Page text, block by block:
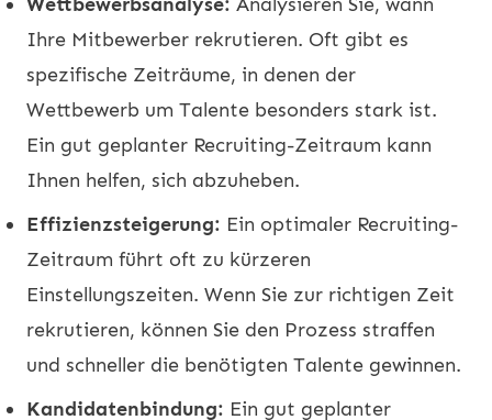
Ihre Mitbewerber rekrutieren. Oft gibt es
spezifische Zeiträume, in denen der
Wettbewerb um Talente besonders stark ist.
Ein gut geplanter Recruiting-Zeitraum kann
Ihnen helfen, sich abzuheben.
Effizienzsteigerung: Ein optimaler Recruiting-
Zeitraum führt oft zu kürzeren
Einstellungszeiten. Wenn Sie zur richtigen Zeit
rekrutieren, können Sie den Prozess straffen
und schneller die benötigten Talente gewinnen.
Kandidatenbindung: Ein gut geplanter